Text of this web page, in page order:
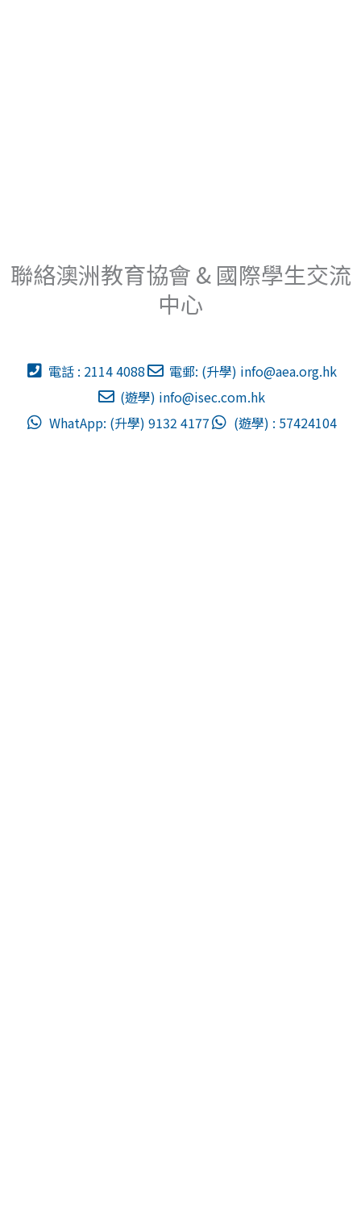
聯絡澳洲教育協會 & 國際學生交流
中心
電話 : 2114 4088 電郵: (升學) info@aea.org.hk
(遊學) info@isec.com.hk
WhatApp: (升學) 9132 4177
(遊學) : 57424104